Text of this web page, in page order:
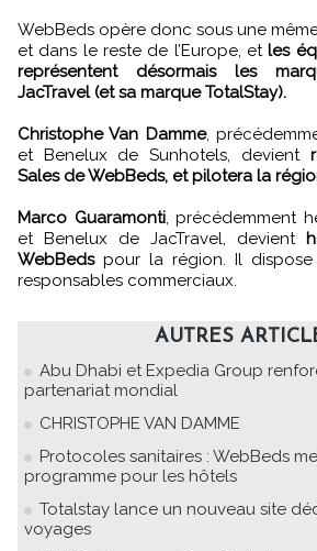
WebBeds opère donc sous une
et dans le reste de l’Europe, etles
représentent désormais les
JacTravel (et sa marque TotalStay).
Christophe Van Damme,
et Benelux de Sunhotels, devient
Sales de WebBeds, et pilotera la
Marco Guaramonti, précédemment
et Benelux de JacTravel, devient
WebBeds pour la région. Il
responsables commerciaux.
AUTRES
Abu Dhabi et Expedia Group
partenariat mondial
CHRISTOPHE VAN DAMME
Protocoles sanitaires : WebBeds
programme pour les hôtels
Totalstay lance un nouveau site
voyages